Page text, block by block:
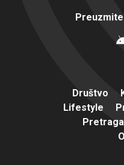
Društvo
Lifestyle
Pretraga